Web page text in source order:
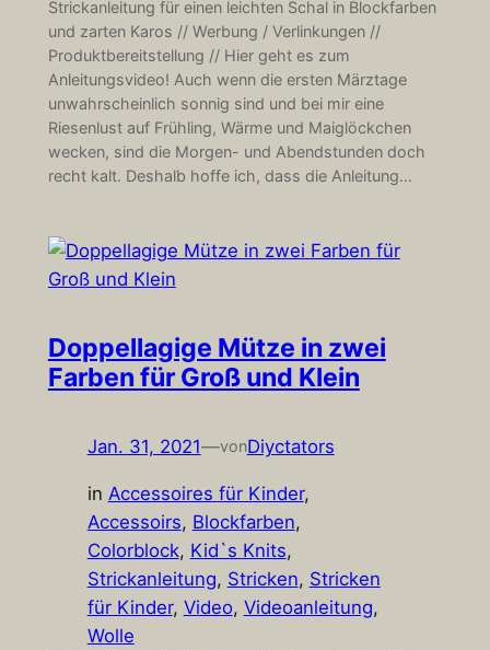
Strickanleitung für einen leichten Schal in Blockfarben
und zarten Karos // Werbung / Verlinkungen //
Produktbereitstellung // Hier geht es zum
Anleitungsvideo! Auch wenn die ersten Märztage
unwahrscheinlich sonnig sind und bei mir eine
Riesenlust auf Frühling, Wärme und Maiglöckchen
wecken, sind die Morgen- und Abendstunden doch
recht kalt. Deshalb hoffe ich, dass die Anleitung…
Doppellagige Mütze in zwei
Farben für Groß und Klein
Jan. 31, 2021—vonDiyctators
in Accessoires für Kinder
Accessoirs, Blockfarben
Colorblock, Kid`s Knits
Strickanleitung, Stricken, Stricken
für Kinder, Video, Videoanleitung
Wolle